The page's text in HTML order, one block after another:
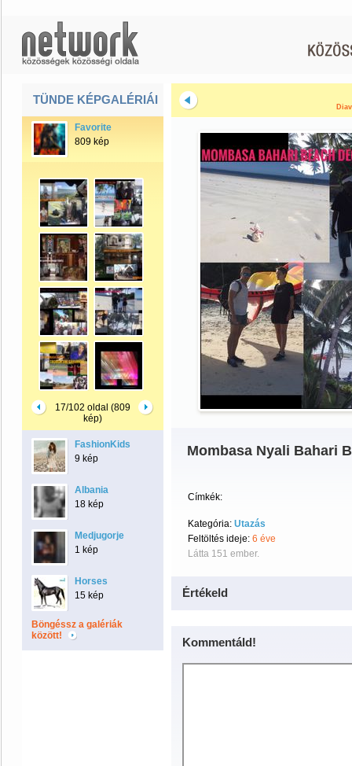
TÜNDE KÉPGALÉRIÁI
Favorite
809 kép
17/102 oldal (809
kép)
FashionKids
9 kép
Albania
18 kép
Medjugorje
1 kép
Horses
15 kép
Böngéssz a galériák
között!
Mombasa Nyali Bahari
Címkék:
Kategória: Utazás
Feltöltés ideje: 6 éve
Látta 151 ember.
Értékeld
Kommentáld!